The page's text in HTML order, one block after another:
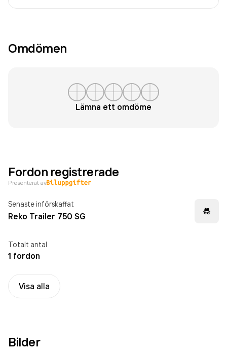
Omdömen
Lämna ett omdöme
Fordon registrerade
Presenterat av
Senaste införskaffat
Reko Trailer 750 SG
Totalt antal
1 fordon
Visa alla
Bilder